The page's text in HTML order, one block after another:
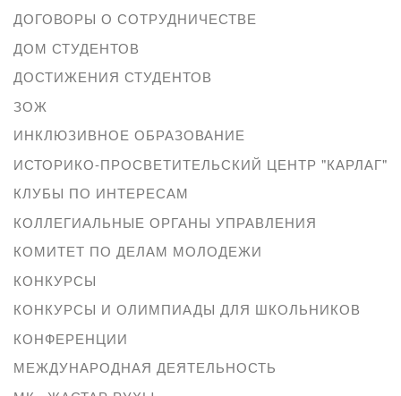
ДОГОВОРЫ О СОТРУДНИЧЕСТВЕ
ДОМ СТУДЕНТОВ
ДОСТИЖЕНИЯ СТУДЕНТОВ
ЗОЖ
ИНКЛЮЗИВНОЕ ОБРАЗОВАНИЕ
ИСТОРИКО-ПРОСВЕТИТЕЛЬСКИЙ ЦЕНТР "КАРЛАГ"
КЛУБЫ ПО ИНТЕРЕСАМ
КОЛЛЕГИАЛЬНЫЕ ОРГАНЫ УПРАВЛЕНИЯ
КОМИТЕТ ПО ДЕЛАМ МОЛОДЕЖИ
КОНКУРСЫ
КОНКУРСЫ И ОЛИМПИАДЫ ДЛЯ ШКОЛЬНИКОВ
КОНФЕРЕНЦИИ
МЕЖДУНАРОДНАЯ ДЕЯТЕЛЬНОСТЬ